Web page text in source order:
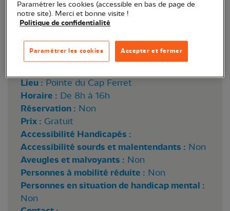
Alexis Minano
Lieu : Pointe du Cap Ferret
Horaire : De 8h à 16h
Réservation : Non
Prix : Gratuit
Accessibilité Handicapés :
Accessibilité sourds et malentendants : Non
Aveugles et malvoyants : Non
Personnes à mobilité réduite : Non
Personnes en situation de handicap mental :
Non
Paramétrer les cookies (accessible en bas de page de
notre site). Merci et bonne visite !
Politique de confidentialité
Accepter et fermer
Paramétrer les cookies